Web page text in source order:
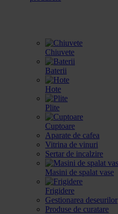
Chiuvete
Baterii
Hote
Plite
Cuptoare
Aparate de cafea
Vitrina de vinuri
Sertar de incalzire
Masini de spalat vase
Frigidere
Gestionarea deseurilor
Produse de curatare